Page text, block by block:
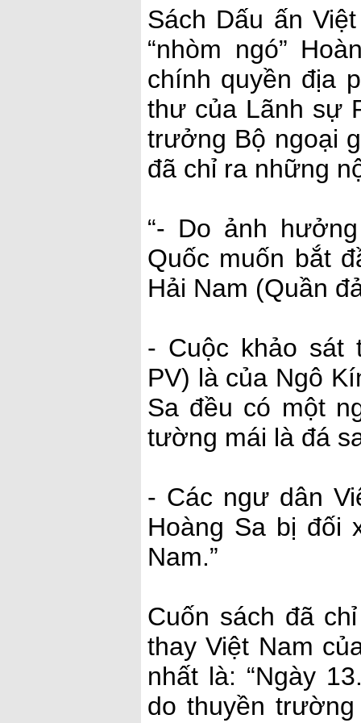
Sách Dấu ấn
“nhòm ngó”
chính quyền địa
thư của Lãnh sự
trưởng Bộ ngoại
đã chỉ ra những
“- Do ảnh
Quốc muốn bắt
Hải Nam (Quần
- Cuộc khảo sát
PV) là của Ngô
Sa đều có một
tường mái là đá
- Các ngư dân
Hoàng Sa bị đối
Nam.”
Cuốn sách đã
thay Việt Nam
nhất là: “Ngày
do thuyền